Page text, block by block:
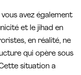
avez également
et le jihad en
en réalité, ne
qui opère sous
situation a